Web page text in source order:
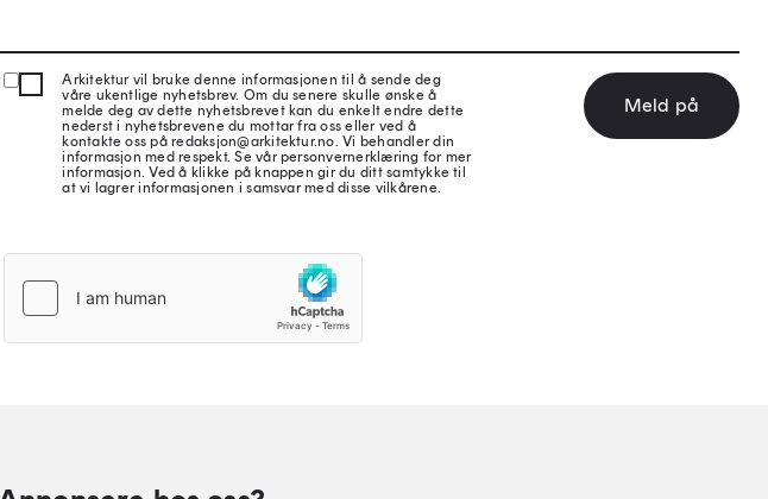
Arkitektur vil bruke denne informasjonen til å sende deg
våre ukentlige nyhetsbrev. Om du senere skulle ønske å
melde deg av dette nyhetsbrevet kan du enkelt endre dette
nederst i nyhetsbrevene du mottar fra oss eller ved å
kontakte oss på redaksjon@arkitektur.no. Vi behandler din
informasjon med respekt. Se vår personvernerklæring for mer
informasjon. Ved å klikke på knappen gir du ditt samtykke til
at vi lagrer informasjonen i samsvar med disse vilkårene.
Meld på